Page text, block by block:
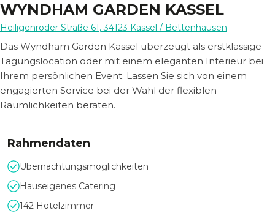
WYNDHAM GARDEN KASSEL
Heiligenröder Straße 61,34123 Kassel / Bettenhausen
Das Wyndham Garden Kassel überzeugt als erstklassige
Tagungslocation oder mit einem eleganten Interieur bei
Ihrem persönlichen Event. Lassen Sie sich von einem
engagierten Service bei der Wahl der flexiblen
Räumlichkeiten beraten.
Rahmendaten
Übernachtungsmöglichkeiten
Hauseigenes Catering
142 Hotelzimmer